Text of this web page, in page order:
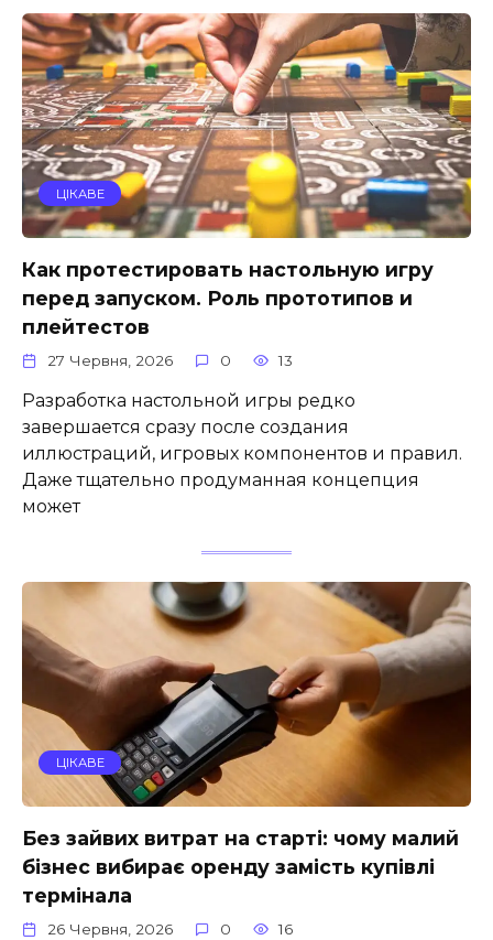
ЦІКАВЕ
Как протестировать настольную игру
перед запуском. Роль прототипов и
плейтестов
27 Червня, 2026 0 13
Разработка настольной игры редко
завершается сразу после создания
иллюстраций, игровых компонентов и правил.
Даже тщательно продуманная концепция
может
ЦІКАВЕ
Без зайвих витрат на старті: чому малий
бізнес вибирає оренду замість купівлі
термінала
26 Червня, 2026 0 16